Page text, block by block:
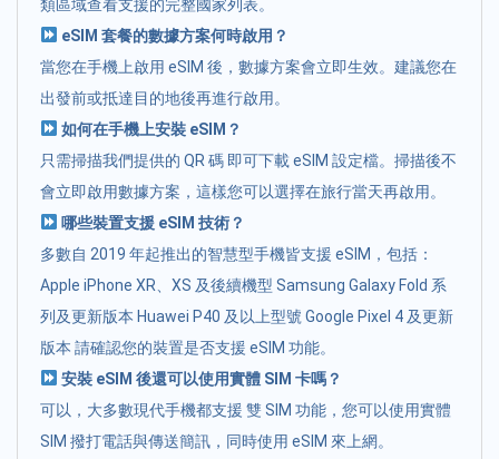
類區域查看支援的完整國家列表。
eSIM 套餐的數據方案何時啟用？
當您在手機上啟用 eSIM 後，數據方案會立即生效。建議您在
出發前或抵達目的地後再進行啟用。
如何在手機上安裝 eSIM？
只需掃描我們提供的 QR 碼 即可下載 eSIM 設定檔。掃描後不
會立即啟用數據方案，這樣您可以選擇在旅行當天再啟用。
哪些裝置支援 eSIM 技術？
多數自 2019 年起推出的智慧型手機皆支援 eSIM，包括：
Apple iPhone XR、XS 及後續機型 Samsung Galaxy Fold 系
列及更新版本 Huawei P40 及以上型號 Google Pixel 4 及更新
版本 請確認您的裝置是否支援 eSIM 功能。
安裝 eSIM 後還可以使用實體 SIM 卡嗎？
可以，大多數現代手機都支援 雙 SIM 功能，您可以使用實體
SIM 撥打電話與傳送簡訊，同時使用 eSIM 來上網。